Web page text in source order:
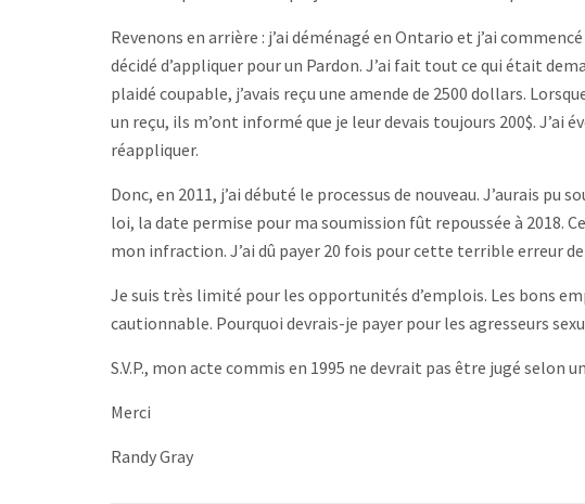
Revenons en arrière : j’ai déménagé en Ontario et j’ai
décidé d’appliquer pour un Pardon. J’ai fait tout ce qui était
plaidé coupable, j’avais reçu une amende de 2500 dollars.
un reçu, ils m’ont informé que je leur devais toujours 200$. J’ai
réappliquer.
Donc, en 2011, j’ai débuté le processus de nouveau. J’aurais
loi, la date permise pour ma soumission fût repoussée à 2018.
mon infraction. J’ai dû payer 20 fois pour cette terrible erreur
Je suis très limité pour les opportunités d’emplois. Les bons
cautionnable. Pourquoi devrais-je payer pour les agresseurs
S.V.P., mon acte commis en 1995 ne devrait pas être jugé selon
Merci
Randy Gray